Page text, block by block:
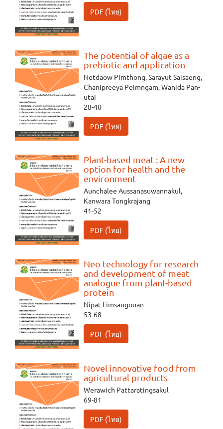
PDF (ไทย)
The potential of algae as a
prebiotic and application
Netdaow Pimthong, Sarayut Saisaeng,
Chanipreeya Peimngam, Wanida Pan-
utai
28-40
PDF (ไทย)
Plant-based meat : A new
option for health and the
environment
Aunchalee Aussanasuwannakul,
Kanwara Tongkrajang
41-52
PDF (ไทย)
Neo technology for research
and development of meat
analogue from plant-based
protein
Nipat Limsangouan
53-68
PDF (ไทย)
Novel innovative food from
agricultural products
Werawich Pattaratingsakul
69-81
PDF (ไทย)